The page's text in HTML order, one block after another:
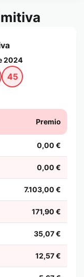
2024
45
Premio
0,00 €
0,00 €
7.103,00 €
171,90 €
35,07 €
12,57 €